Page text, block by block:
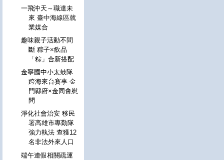
一飛沖天～職達未
來 臺中海線區就
業媒合
趣味親子活動不間
斷 粽子×飲品
「粽」合新搭配
金寧國中小太鼓隊
跨海來台賽事 金
門縣府×金同會慰
問
淨化社會治安 移民
署高雄市專勤隊
強力執法 查獲12
名非法外來人口
端午連假相關疏運